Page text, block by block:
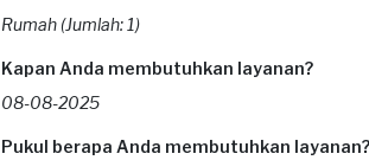
Rumah (Jumlah: 1)
Kapan Anda membutuhkan layanan?
08-08-2025
Pukul berapa Anda membutuhkan layanan?